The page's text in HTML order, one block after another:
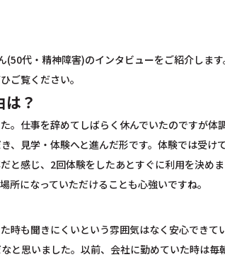
代・精神障害)のインタビューをご紹介しま
ご覧ください。
？
。仕事を辞めてしばらく休んでいたのですが体
、見学・体験へと進んだ形です。体験では受け
と感じ、2回体験をしたあとすぐに利用を決め
になっていただけることも心強いですね。
時も聞きにくいという雰囲気はなく安心できて
と思いました。以前、会社に勤めていた時は